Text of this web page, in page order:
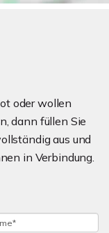
oder wollen
dann füllen Sie
aus und
in Verbindung.